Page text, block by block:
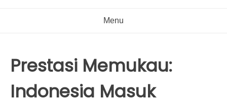
Menu
Prestasi Memukau:
Indonesia Masuk